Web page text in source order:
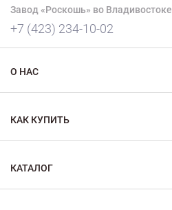
Завод «Роскошь» во Владивостоке
+7 (423) 234-10-02
О НАС
КАК КУПИТЬ
КАТАЛОГ